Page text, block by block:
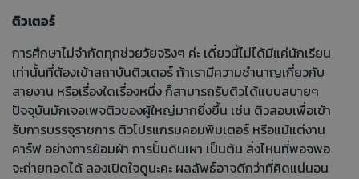
ติวเตอร์
การศึกษาไม่จำกัดทุกช่วยวัยจริงๆ ค่ะ เดี๋ยวนี้ไม่ได้มีแค่นักเรียน
เท่านั้นที่ต้องเข้าสถาบันติวเตอร์ ถ้าเรามีความชำนาญเกี่ยวกับ
สายงาน หรือเรื่องใดเรื่องหนึ่ง ก็สามารถรับติวได้แบบสบายๆ
ปัจจุบันมักเจอเพจติวของผู้ใหญ่มากยิ่งขึ้น เช่น ติวสอบเพื่อเข้า
รับการบรรจุราชการ ติวโปรแกรมคอมพิมเตอร์ หรือแม้แต่งาน
คาร์ฟ อย่างการย้อมผ้า การปั้นดินเผา เป็นต้น สิ่งไหนที่พอจพอ
จะถ่ายทอดได้ ลองเปิดใจดูนะคะ ผลลัพธ์อาจดีกว่าที่คิดแน่นอน